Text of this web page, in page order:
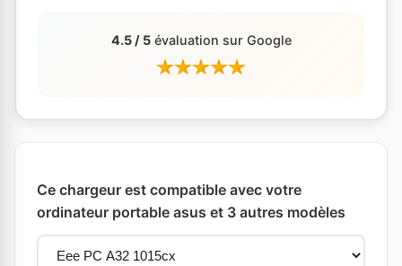
4.5 / 5évaluation sur Google
Ce chargeur est compatible avec votre
ordinateur portable asus et 3 autres modèles